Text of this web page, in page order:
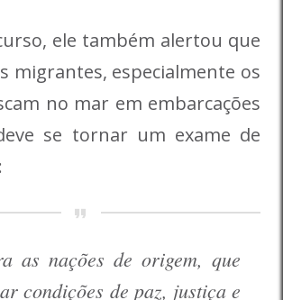
ele também alertou que
migrantes, especialmente os
no mar em embarcações
se tornar um exame de
as nações de origem, que
condições de paz, justiça e